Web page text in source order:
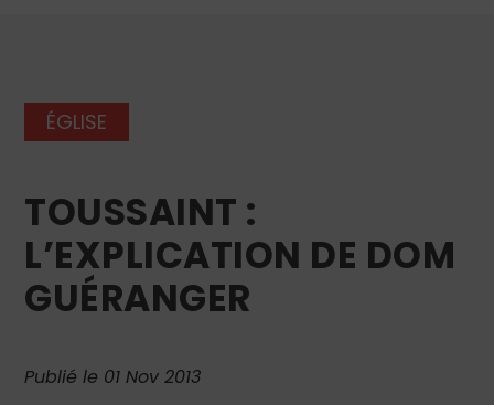
ÉGLISE
TOUSSAINT :
L’EXPLICATION DE DOM
GUÉRANGER
Publié le 01 Nov 2013